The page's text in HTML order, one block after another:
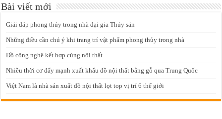
Bài viết mới
Giải đáp phong thủy trong nhà đại gia Thủy sản
Những điều cần chú ý khi trang trí vật phẩm phong thủy trong nhà
Đồ công nghệ kết hợp cùng nội thất
Nhiều thời cơ đẩy mạnh xuất khẩu đồ nội thất bằng gỗ qua Trung Quốc
Việt Nam là nhà sản xuất đồ nội thất lọt top vị trí 6 thế giới